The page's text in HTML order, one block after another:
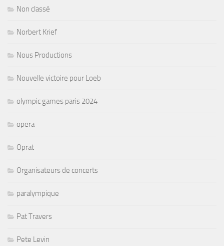
Non classé
Norbert Krief
Nous Productions
Nouvelle victoire pour Loeb
olympic games paris 2024
opera
Oprat
Organisateurs de concerts
paralympique
Pat Travers
Pete Levin